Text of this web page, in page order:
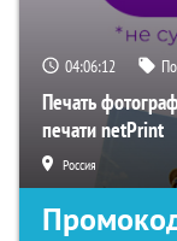
04:06:11
Печать
печати netPrint
Россия